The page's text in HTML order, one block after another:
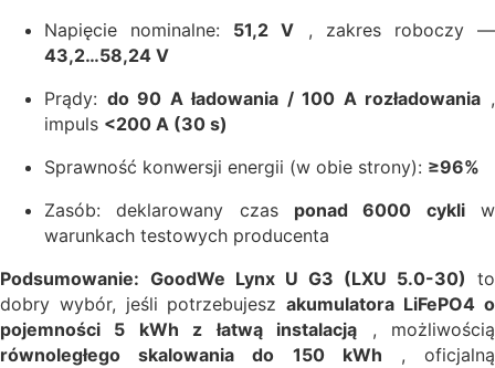
Napięcie nominalne: 51,2 V , zakres roboczy —
43,2…58,24 V
Prądy: do 90 A ładowania / 100 A rozładowania ,
impuls <200 A (30 s)
Sprawność konwersji energii (w obie strony): ≥96%
Zasób: deklarowany czas ponad 6000 cykliw
warunkach testowych producenta
Podsumowanie: GoodWe Lynx U G3 (LXU 5.0-30) to
dobry wybór, jeśli potrzebujeszakumulatora LiFePO4 o
pojemności 5 kWh z łatwą instalacją , możliwością
równoległego skalowania do 150 kWh , oficjalną